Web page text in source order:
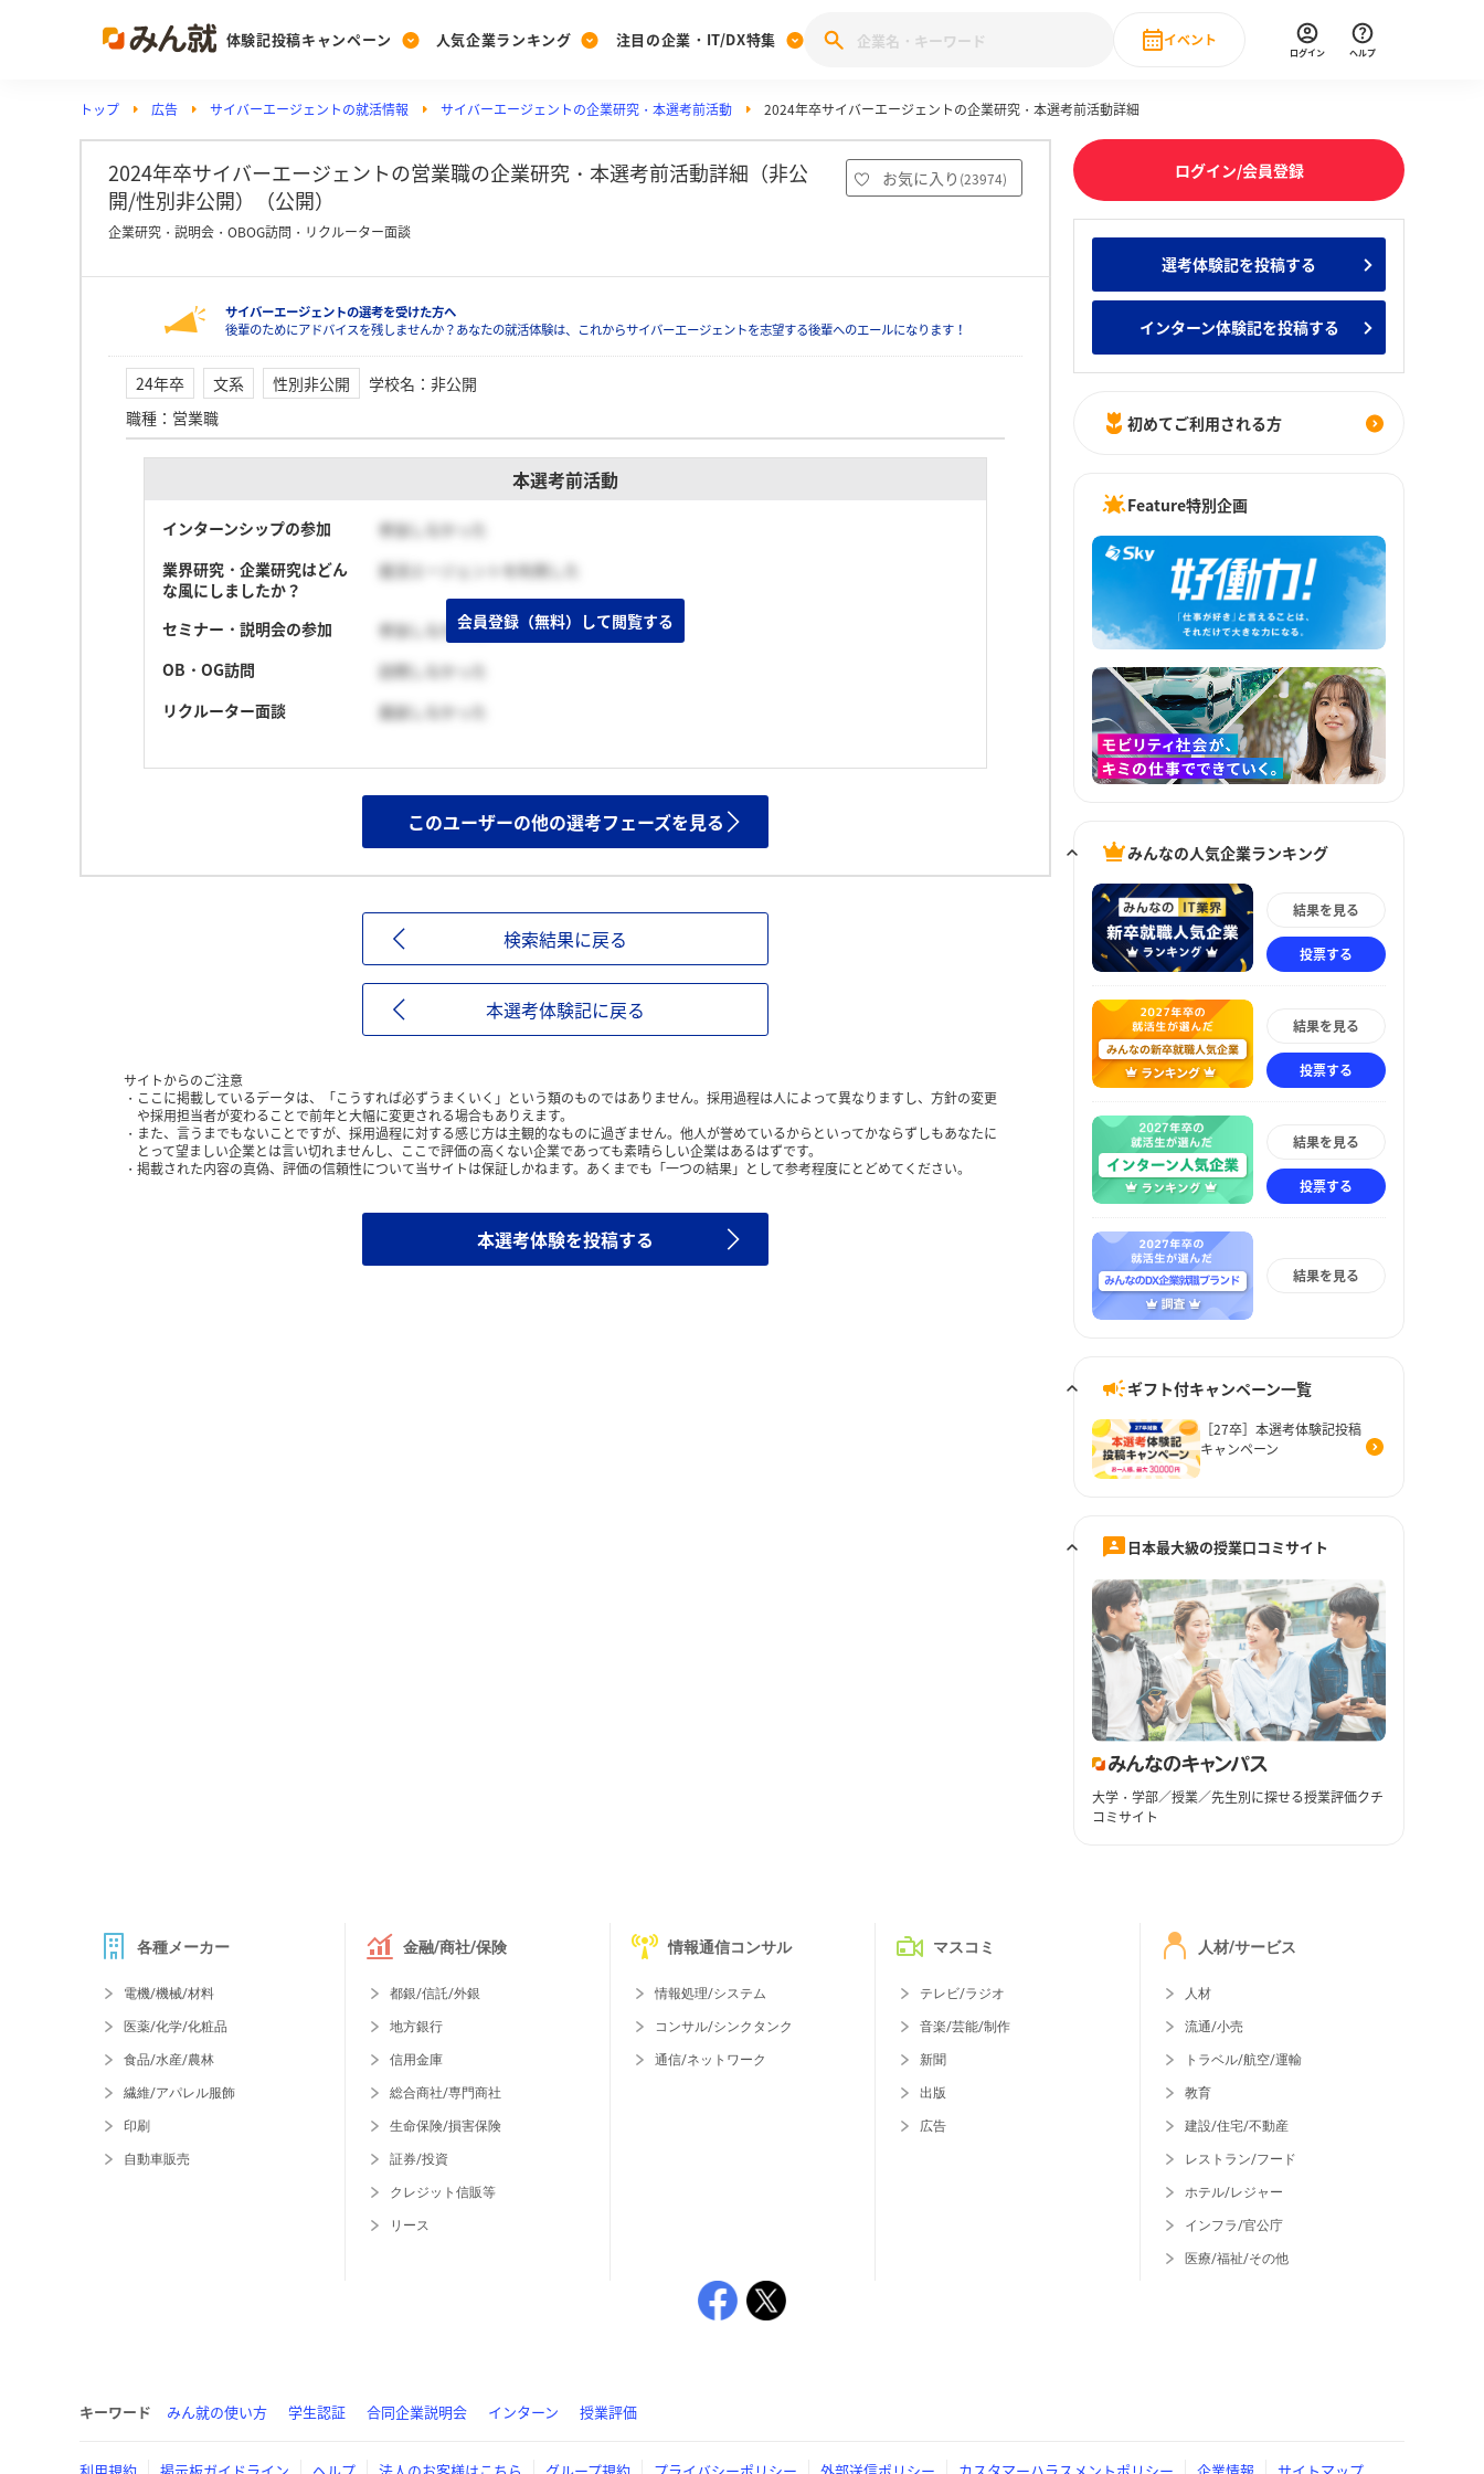
体験記投稿キャンペーン
Post
投稿する
[27卒] 本選考体験記投稿キャンペーン
人気企業ランキング
Ranking
ランキングを見る
みんなのDX企業就職ブランド調査
Vote みんなの新卒就職人気企業ランキング みんなのインターン人気企業ランキ
注目の企業・IT/DX特集
PickUp
注目の企業特集
28卒 IT・DX現場社員インタビュー
動画で知ろう！業界・企業研究
イベント
直近のイベント一覧
ログイン ヘルプ
トップ 広告 サイバーエージェントの就活情報 サイバーエージェントの企業研究・本選考前活動 2024年卒サイバーエージェントの企業研究・本選考前活動詳細
2024年卒サイバーエージェントの営業職の企業研究・本選考前活動詳細（非公
開/性別非公開）（公開）
お気に入り (23974)
企業研究・説明会・OBOG訪問・リクルーター面談
サイバーエージェントの選考を受けた方へ
後輩のためにアドバイスを残しませんか？あなたの就活体験は、これからサイバーエージェントを志望する後輩へのエールになります！
24年卒 文系 性別非公開 学校名 ： 非公開
職種 ： 営業職
本選考前活動
インターンシップの参加
参加しなかった
業界研究・企業研究はどん
な風にしましたか？
就活エージェントを利用した
セミナー・説明会の参加
参加しなかった
OB・OG訪問
訪問しなかった
リクルーター面談
面談しなかった
会員登録（無料）して閲覧する
このユーザーの他の選考フェーズを見る
検索結果に戻る
本選考体験記に戻る
サイトからのご注意
ここに掲載しているデータは、「こうすれば必ずうまくいく」という類のものではありません。採用過程は人によって異なりますし、方針の変更
や採用担当者が変わることで前年と大幅に変更される場合もありえます。
また、言うまでもないことですが、採用過程に対する感じ方は主観的なものに過ぎません。他人が誉めているからといってかならずしもあなたに
とって望ましい企業とは言い切れませんし、ここで評価の高くない企業であっても素晴らしい企業はあるはずです。
掲載された内容の真偽、評価の信頼性について当サイトは保証しかねます。あくまでも「一つの結果」として参考程度にとどめてください。
本選考体験を投稿する
ログイン/会員登録
選考体験記を投稿する
インターン体験記を投稿する
初めてご利用される方
Feature特別企画
みんなの人気企業ランキング
結果を見る
投票する
結果を見る
投票する
結果を見る
投票する
結果を見る
ギフト付キャンペーン一覧
［27卒］本選考体験記投稿
キャンペーン
日本最大級の授業口コミサイト
大学・学部／授業／先生別に探せる授業評価クチ
コミサイト
各種メーカー
電機/機械/材料
医薬/化学/化粧品
食品/水産/農林
繊維/アパレル服飾
印刷
自動車販売
金融/商社/保険
都銀/信託/外銀
地方銀行
信用金庫
総合商社/専門商社
生命保険/損害保険
証券/投資
クレジット信販等
リース
情報通信コンサル
情報処理/システム
コンサル/シンクタンク
通信/ネットワーク
マスコミ
テレビ/ラジオ
音楽/芸能/制作
新聞
出版
広告
人材/サービス
人材
流通/小売
トラベル/航空/運輸
教育
建設/住宅/不動産
レストラン/フード
ホテル/レジャー
インフラ/官公庁
医療/福祉/その他
キーワード みん就の使い方 学生認証 合同企業説明会 インターン 授業評価